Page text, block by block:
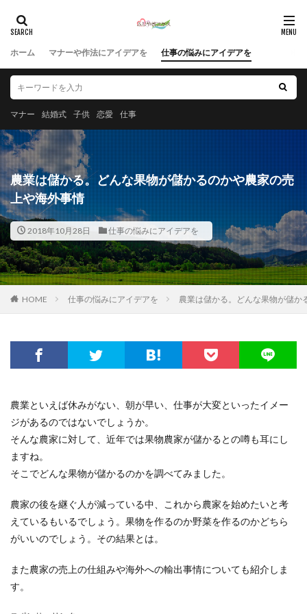
ホーム マナーや作法にアイデアを 仕事の悩みにアイデアを
マナー 結婚式 子供 恋愛 仕事
農業は儲かる。どんな果物が儲かるのかや農家の売
上や海外事情
2018年10月28日 仕事の悩みにアイデアを
HOME 仕事の悩みにアイデアを 農業は儲かる。どんな果物が儲か
農業といえば休みがない、朝が早い、仕事が大変といったイメー
ジがあるのではないでしょうか。
そんな農家に対して、近年では果物農家が儲かるとの噂も耳にし
ますね。
そこでどんな果物が儲かるのかを調べてみました。
農家の後を継ぐ人が減っている中、これから農家を始めたいと考
えているもいるでしょう。果物を作るのか野菜を作るのかどちら
がいいのでしょう。その結果とは。
また農家の売上の仕組みや海外への輸出事情についても紹介しま
す。